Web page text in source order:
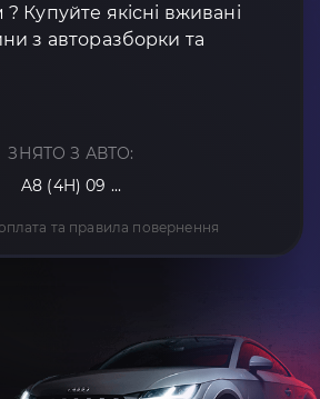
Купуйте якісні вживані
з авторазборки та
ЗНЯТО З АВТО:
A8 (4H) 09 ...
та правила повернення